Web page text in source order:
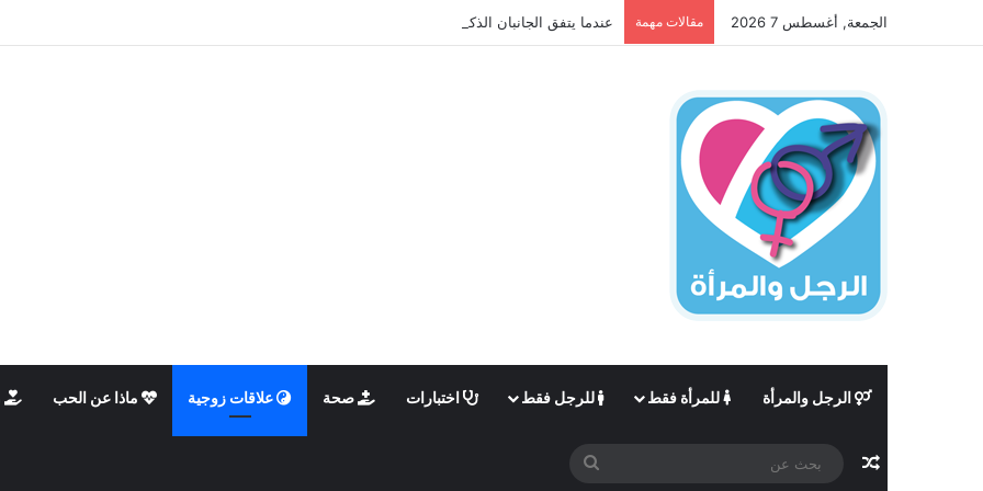
الجمعة, أغسطس 7 2026 مقالات مهمة عندما يتفق الجانبان الذكوري والأنثوي داخلنا، ما الذي يحدث؟
الرجل والمرأة للمرأة فقط للرجل فقط اختبارات صحة علاقات زوجية ماذا عن الحب
مقال عشوائي
بحث